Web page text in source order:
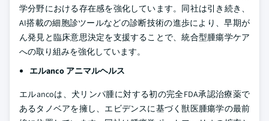
学分野における存在感を強化しています。同社は引き続き、
AI搭載の細胞診ツールなどの診断技術の進歩により、早期が
ん発見と臨床意思決定を支援することで、統合型腫瘍学ケア
への取り組みを強化しています。
エルanco アニマルヘルス
エルancoは、犬リンパ腫に対する初の完全FDA承認治療薬で
あるタノベアを擁し、エビデンスに基づく獣医腫瘍学の最前